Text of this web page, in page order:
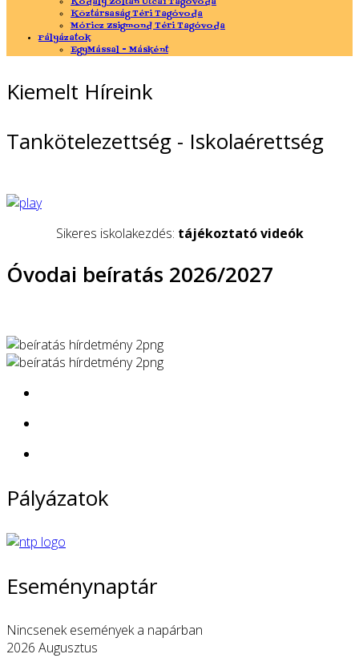
Köztársaság Téri Tagóvoda
Móricz Zsigmond Téri Tagóvoda
Pályázatok
EgyMással - Másként
Kiemelt Híreink
Tankötelezettség - Iskolaérettség
Sikeres iskolakezdés: tájékoztató videók
Óvodai beíratás 2026/2027
Pályázatok
Eseménynaptár
Nincsenek események a napárban
2026 Augusztus